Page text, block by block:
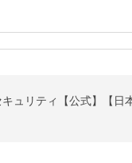
ュリティ【公式】【日